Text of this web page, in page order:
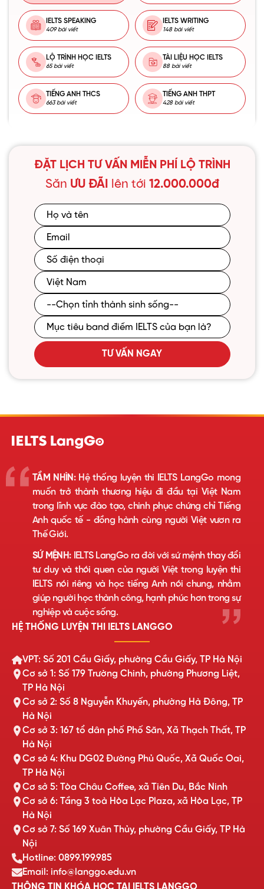
IELTS SPEAKING
409 bài viết
IELTS WRITING
148 bài viết
LỘ TRÌNH HỌC IELTS
65 bài viết
TÀI LIỆU HỌC IELTS
88 bài viết
TIẾNG ANH THCS
663 bài viết
TIẾNG ANH THPT
428 bài viết
ĐẶT LỊCH TƯ VẤN MIỄN PHÍ LỘ TRÌNH
Săn ƯU ĐÃI lên tới 12.000.000đ
TƯ VẤN NGAY
TẦM NHÌN:Hệ thống luyện thi IELTS LangGo mong
muốn trở thành thương hiệu đi đầu tại Việt Nam
trong lĩnh vực đào tạo, chinh phục chứng chỉ Tiếng
Anh quốc tế - đồng hành cùng người Việt vươn ra
Thế Giới.
SỨ MỆNH:IELTS LangGo ra đời với sứ mệnh thay đổi
tư duy và thói quen của người Việt trong luyện thi
IELTS nói riêng và học tiếng Anh nói chung, nhằm
giúp người học thành công, hạnh phúc hơn trong sự
nghiệp và cuộc sống.
HỆ THỐNG LUYỆN THI IELTS LANGGO
VPT: Số 201 Cầu Giấy, phường Cầu Giấy, TP Hà Nội
Cơ sở 1: Số 179 Trường Chinh, phường Phương Liệt,
TP Hà Nội
Cơ sở 2: Số 8 Nguyễn Khuyến, phường Hà Đông, TP
Hà Nội
Cơ sở 3: 167 tổ dân phố Phố Săn, Xã Thạch Thất, TP
Hà Nội
Cơ sở 4: Khu DG02 Đường Phủ Quốc, Xã Quốc Oai,
TP Hà Nội
Cơ sở 5: Tòa Châu Coffee, xã Tiên Du, Bắc Ninh
Cơ sở 6: Tầng 3 toà Hòa Lạc Plaza, xã Hòa Lạc, TP
Hà Nội
Cơ sở 7: Số 169 Xuân Thủy, phường Cầu Giấy, TP Hà
Nội
Hotline: 0899.199.985
Email: info@langgo.edu.vn